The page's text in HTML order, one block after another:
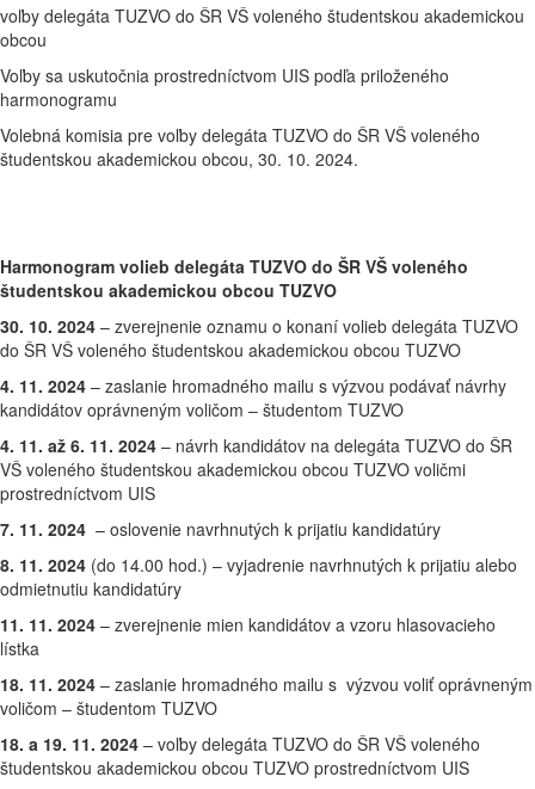
voľby delegáta TUZVO do ŠR VŠ voleného študentskou akademickou
obcou
Voľby sa uskutočnia prostredníctvom UIS podľa priloženého
harmonogramu
Volebná komisia pre voľby delegáta TUZVO do ŠR VŠ voleného
študentskou akademickou obcou, 30. 10. 2024.
Harmonogram volieb delegáta TUZVO do ŠR VŠ voleného
študentskou akademickou obcou TUZVO
30. 10. 2024 – zverejnenie oznamu o konaní volieb delegáta TUZVO
do ŠR VŠ voleného študentskou akademickou obcou TUZVO
4. 11. 2024 – zaslanie hromadného mailu s výzvou podávať návrhy
kandidátov oprávneným voličom – študentom TUZVO
4. 11. až 6. 11. 2024 – návrh kandidátov na delegáta TUZVO do ŠR
VŠ voleného študentskou akademickou obcou TUZVO voličmi
prostredníctvom UIS
7. 11. 2024 – oslovenie navrhnutých k prijatiu kandidatúry
8. 11. 2024 (do 14.00 hod.) – vyjadrenie navrhnutých k prijatiu alebo
odmietnutiu kandidatúry
11. 11. 2024 – zverejnenie mien kandidátov a vzoru hlasovacieho
lístka
18. 11. 2024 – zaslanie hromadného mailu s výzvou voliť oprávneným
voličom – študentom TUZVO
18. a 19. 11. 2024 – voľby delegáta TUZVO do ŠR VŠ voleného
študentskou akademickou obcou TUZVO prostredníctvom UIS